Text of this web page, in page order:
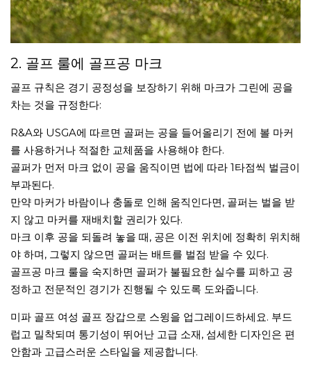
2. 골프 룰에 골프공 마크
골프 규칙은 경기 공정성을 보장하기 위해 마크가 그린에 공을
차는 것을 규정한다:
R&A와 USGA에 따르면 골퍼는 공을 들어올리기 전에 볼 마커
를 사용하거나 적절한 교체품을 사용해야 한다.
골퍼가 먼저 마크 없이 공을 움직이면 법에 따라 1타점씩 벌금이
부과된다.
만약 마커가 바람이나 충돌로 인해 움직인다면, 골퍼는 벌을 받
지 않고 마커를 재배치할 권리가 있다.
마크 이후 공을 되돌려 놓을 때, 공은 이전 위치에 정확히 위치해
야 하며, 그렇지 않으면 골퍼는 배트를 벌점 받을 수 있다.
골프공 마크 룰을 숙지하면 골퍼가 불필요한 실수를 피하고 공
정하고 전문적인 경기가 진행될 수 있도록 도와줍니다.
미파 골프 여성 골프 장갑으로 스윙을 업그레이드하세요. 부드
럽고 밀착되며 통기성이 뛰어난 고급 소재, 섬세한 디자인은 편
안함과 고급스러운 스타일을 제공합니다.